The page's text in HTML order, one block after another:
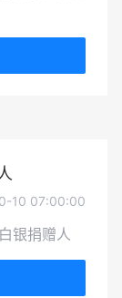
10 07:00:00
银捐赠人